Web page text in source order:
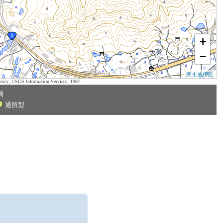
+
−
国土地理院
USGS Information Services, 1997.
通所型